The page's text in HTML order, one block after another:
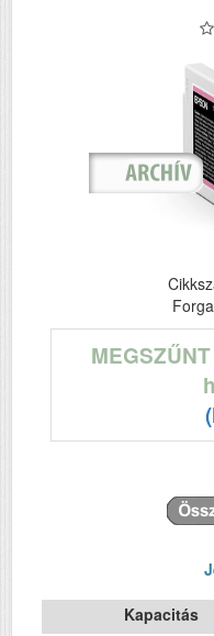
Kapacitás